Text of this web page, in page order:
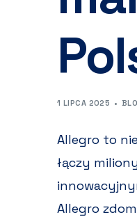
1 LIPCA 2025
Allegro to
łączy
Allegro